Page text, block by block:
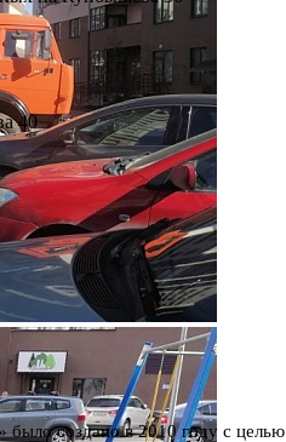
40
» было создано в 2010 году с целью